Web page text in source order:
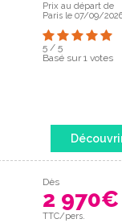
Prix au départ de
Paris le 07/09/
5/ 5
Basé sur1votes
Dès
2 970€
TTC/pers.